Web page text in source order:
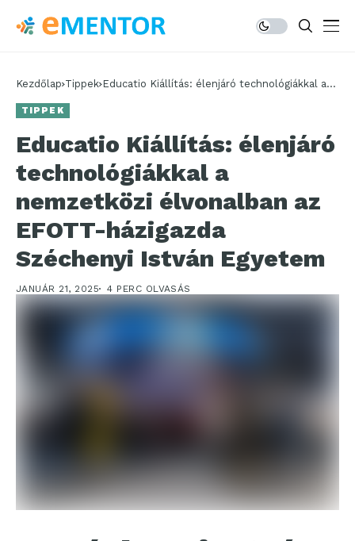
Kezdőlap Tippek Educatio Kiállítás: élenjáró technológiákkal a
TIPPEK
Educatio Kiállítás: élenjáró
technológiákkal a
nemzetközi élvonalban az
EFOTT-házigazda
Széchenyi István Egyetem
JANUÁR 21, 2025 4 PERC OLVASÁS